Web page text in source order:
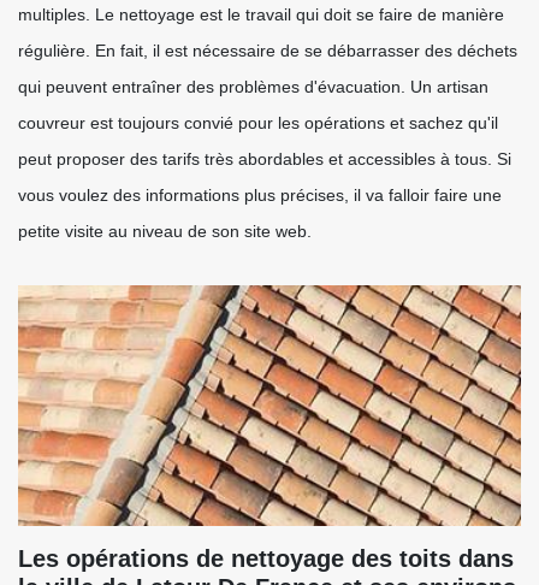
multiples. Le nettoyage est le travail qui doit se faire de manière
régulière. En fait, il est nécessaire de se débarrasser des déchets
qui peuvent entraîner des problèmes d'évacuation. Un artisan
couvreur est toujours convié pour les opérations et sachez qu'il
peut proposer des tarifs très abordables et accessibles à tous. Si
vous voulez des informations plus précises, il va falloir faire une
petite visite au niveau de son site web.
Les opérations de nettoyage des toits dans